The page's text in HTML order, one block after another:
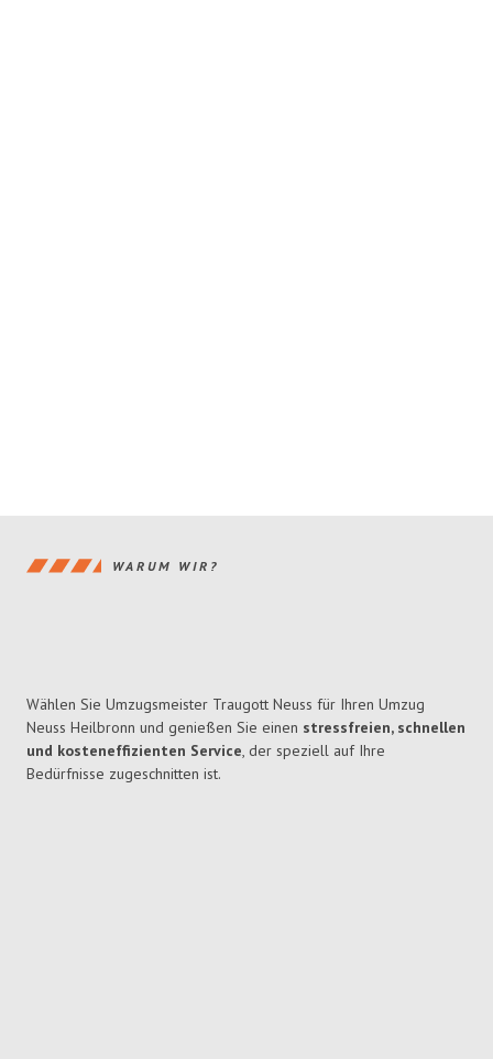
WARUM WIR?
Wählen Sie Umzugsmeister Traugott Neuss für Ihren Umzug
Neuss Heilbronn und genießen Sie einen stressfreien, schnellen
und kosteneffizienten Service, der speziell auf Ihre
Bedürfnisse zugeschnitten ist.